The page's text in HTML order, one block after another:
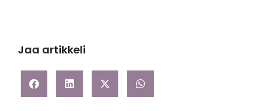
Jaa artikkeli